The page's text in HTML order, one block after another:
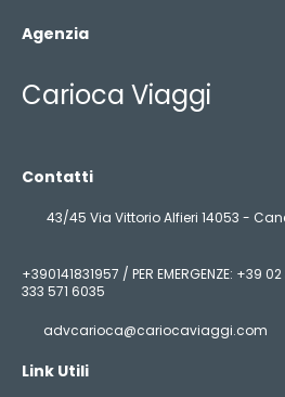
Agenzia
Carioca Viaggi
Contatti
43/45 Via Vittorio Alfieri 14053 -
+390141831957 / PER EMERGENZE: +39
333 571 6035
advcarioca@cariocaviaggi.com
Link Utili